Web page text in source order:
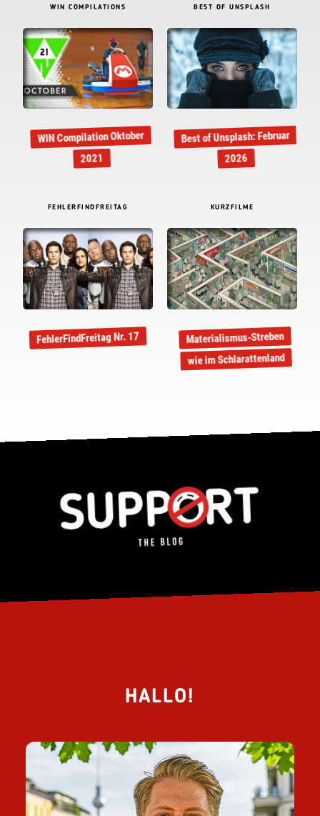
WIN COMPILATIONS
WIN Compilation Oktober
2021
BEST OF UNSPLASH
Best of Unsplash: Februar
2026
FEHLERFINDFREITAG
FehlerFindFreitag Nr. 17
KURZFILME
Materialismus-Streben
wie im Schlarattenland
HALLO!